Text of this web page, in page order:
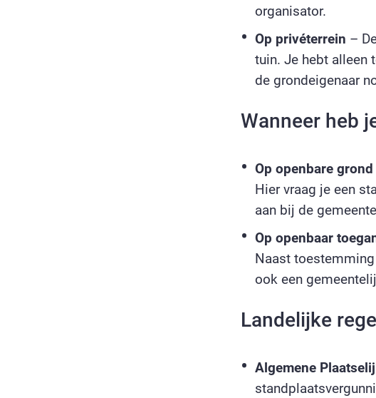
organisator.
Op privéterrein –
tuin. Je hebt alleen
de grondeigenaar
Wanneer heb
Op openbare grond
Hier vraag je een
aan bij de
Op openbaar
Naast
ook een
Landelijke
Algemene